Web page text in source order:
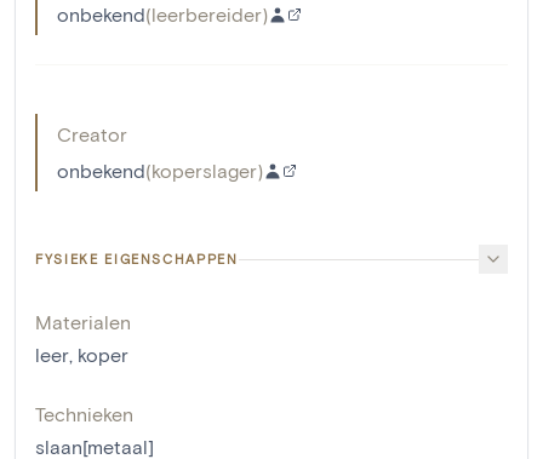
onbekend(leerbereider)
Creator
onbekend(koperslager)
FYSIEKE EIGENSCHAPPEN
Materialen
leer, koper
Technieken
slaan[metaal]